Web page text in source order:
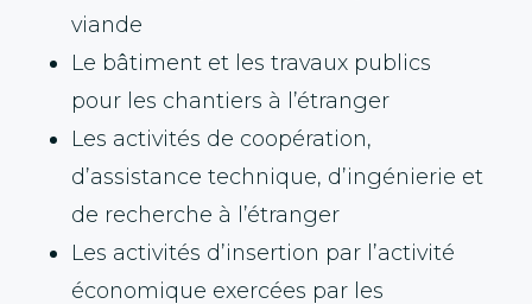
viande
Le bâtiment et les travaux publics
pour les chantiers à l’étranger
Les activités de coopération,
d’assistance technique, d’ingénierie et
de recherche à l’étranger
Les activités d’insertion par l’activité
économique exercées par les